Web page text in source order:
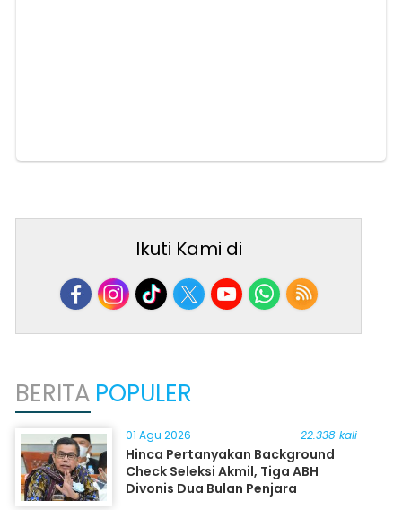
Ikuti Kami di
BERITA POPULER
01 Agu 2026 22.338 kali
Hinca Pertanyakan Background
Check Seleksi Akmil, Tiga ABH
Divonis Dua Bulan Penjara